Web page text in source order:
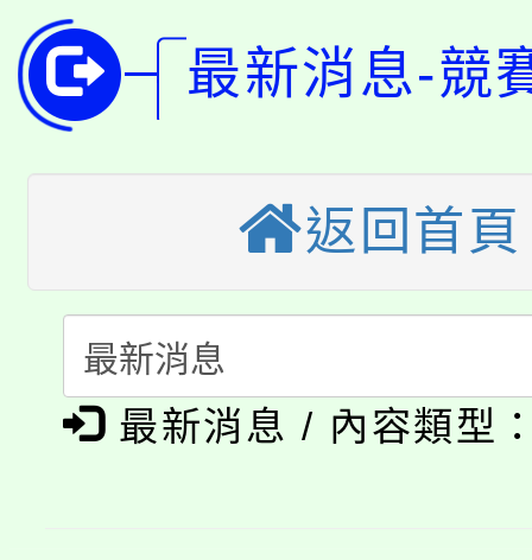
版
公告本校115學年度第
代理(課)教師甄選結果(
「2026金融保險知識
車」活動
桃園市115學年度學生
生本土語及新住民語歌
公告本校115學年度第
代理(課)教師甄選結果(
公告本校115學年度第
代理(課)教師甄選結果(
轉知中國文化大學推廣
《TA101》溝通分析基
淨零綠生活教案入校路
最新消息-競
返回首頁
最新消息 / 內容類型